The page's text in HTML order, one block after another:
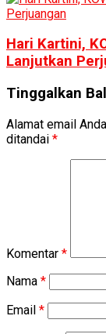
Hari Kartini,
Lanjutkan
Tinggalkan
Alamat email
ditandai *
Komentar *
Nama *
Email *